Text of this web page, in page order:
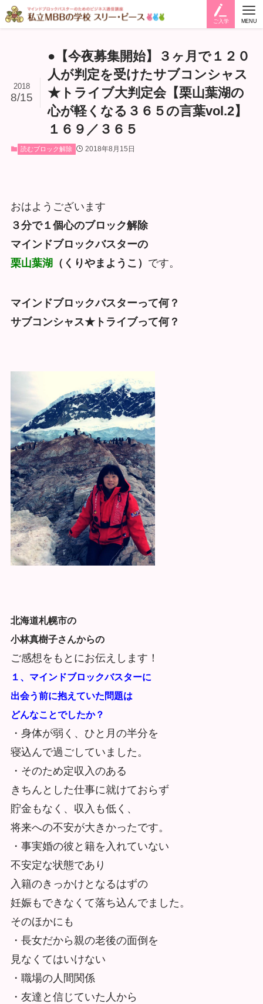
ご入学 MENU
●【今夜募集開始】３ヶ月で１２０
人が判定を受けたサブコンシャス
★トライブ大判定会【栗山葉湖の
心が軽くなる３６５の言葉vol.2】
１６９／３６５
2018
8/15
読むブロック解除 2018年8月15日
おはようございます
３分で１個心のブロック解除
マインドブロックバスターの
栗山葉湖 （くりやまようこ） です。
マインドブロックバスターって何？
サブコンシャス★トライブって何？
北海道札幌市の
小林真樹子さんからの
ご感想をもとにお伝えします！
１、マインドブロックバスターに
出会う前に抱えていた問題は
どんなことでしたか？
・身体が弱く、ひと月の半分を
寝込んで過ごしていました。
・そのため定収入のある
きちんとした仕事に就けておらず
貯金もなく、収入も低く、
将来への不安が大きかったです。
・事実婚の彼と籍を入れていない
不安定な状態であり
入籍のきっかけとなるはずの
妊娠もできなくて落ち込んでました。
そのほかにも
・長女だから親の老後の面倒を
見なくてはいけない
・職場の人間関係
・友達と信じていた人から